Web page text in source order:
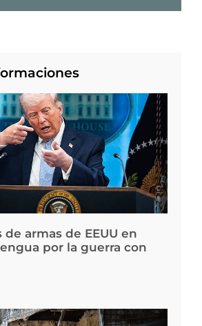
de armas de EEUU en
por la guerra con